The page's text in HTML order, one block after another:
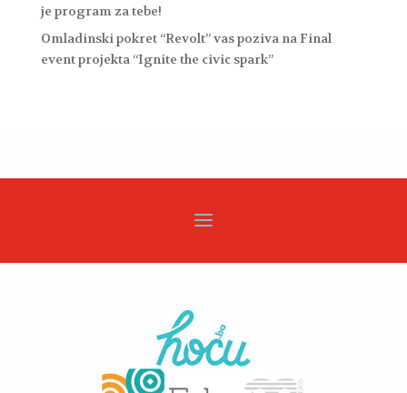
je program za tebe!
Omladinski pokret “Revolt” vas poziva na Final
event projekta “Ignite the civic spark”